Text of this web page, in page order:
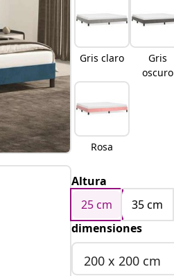
Gris claro
Gris
oscuro
Rosa
Altura
25 cm
35 cm
dimensiones
200 x 200 cm